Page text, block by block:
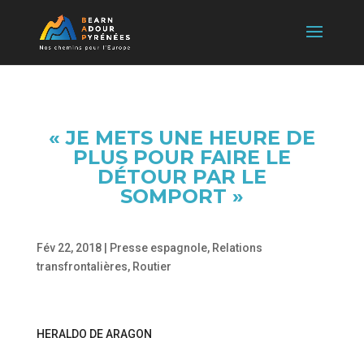
« JE METS UNE HEURE DE
PLUS POUR FAIRE LE
DÉTOUR PAR LE
SOMPORT »
Fév 22, 2018| Presse espagnole, Relations
transfrontalières, Routier
HERALDO DE ARAGON